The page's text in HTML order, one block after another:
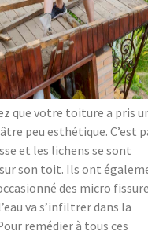
que votre toiture a pris
peu esthétique. C’est
et les lichens se sont
son toit. Ils ont
des micro
va s’infiltrer dans la
remédier à tous ces